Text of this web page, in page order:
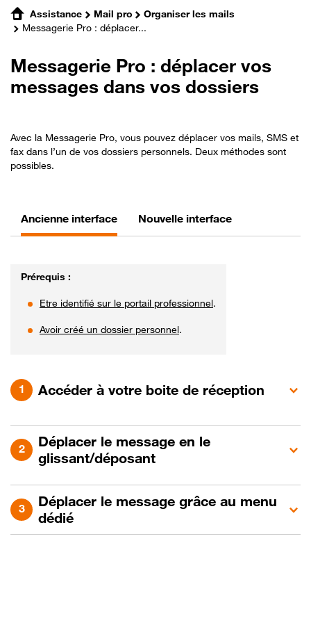
Assistance Mail pro
Organiser les mails
Messagerie Pro : déplacer...
Messagerie Pro : déplacer vos
messages dans vos dossiers
Avec la Messagerie Pro, vous pouvez déplacer vos mails, SMS et
fax dans l’un de vos dossiers personnels. Deux méthodes sont
possibles.
Ancienne interface Nouvelle interface
Prérequis :
Etre identifié sur le portail professionnel.
Avoir créé un dossier personnel.
Accéder à votre boite de réception
Déplacer le message en le
glissant/déposant
Déplacer le message grâce au menu
dédié